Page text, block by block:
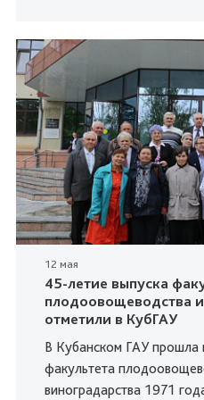
12 мая
45-летие выпуска
плодоовощеводства
отметили в КубГАУ
В Кубанском ГАУ прошла
факультета
виноградарства 1971